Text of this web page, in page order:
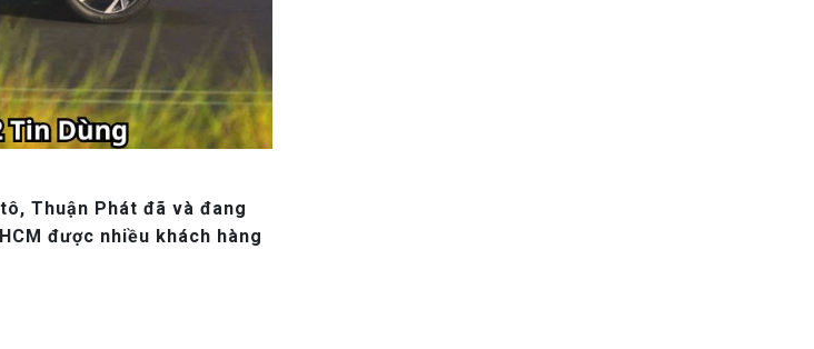
Thuận Phát đã và đang
được nhiều khách hàng